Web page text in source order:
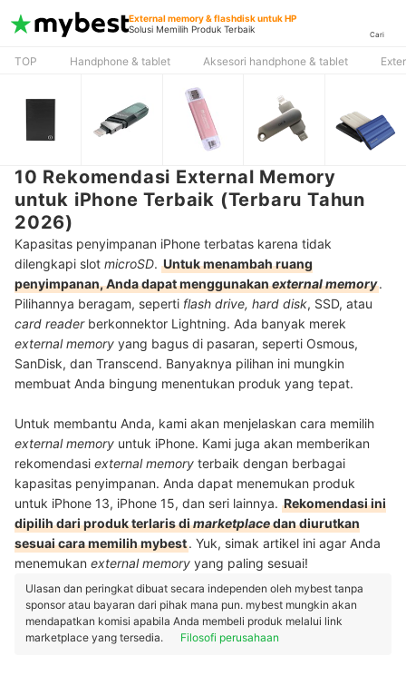
External memory & flashdisk untuk HP
Solusi Memilih Produk Terbaik
Cari
TOP Handphone & tablet Aksesori handphone & tablet
10 Rekomendasi External Memory
untuk iPhone Terbaik (Terbaru Tahun
2026)
Kapasitas penyimpanan iPhone terbatas karena tidak
dilengkapi slot microSD. Untuk menambah ruang
penyimpanan, Anda dapat menggunakanexternal memory.
Pilihannya beragam, seperti flash drive, hard disk, SSD, atau
card readerberkonnektor Lightning. Ada banyak merek
external memory yang bagus di pasaran, seperti Osmous,
SanDisk, dan Transcend. Banyaknya pilihan ini mungkin
membuat Anda bingung menentukan produk yang tepat.
Untuk membantu Anda, kami akan menjelaskan cara memilih
external memory untuk iPhone. Kami juga akan memberikan
rekomendasi external memory terbaik dengan berbagai
kapasitas penyimpanan. Anda dapat menemukan produk
untuk iPhone 13, iPhone 15, dan seri lainnya. Rekomendasi ini
dipilih dari produk terlaris dimarketplacedan diurutkan
sesuai cara memilih mybest. Yuk, simak artikel ini agar Anda
menemukan external memory yang paling sesuai!
Ulasan dan peringkat dibuat secara independen oleh mybest tanpa
sponsor atau bayaran dari pihak mana pun. mybest mungkin akan
mendapatkan komisi apabila Anda membeli produk melalui link
marketplace yang tersedia.
Filosofi perusahaan